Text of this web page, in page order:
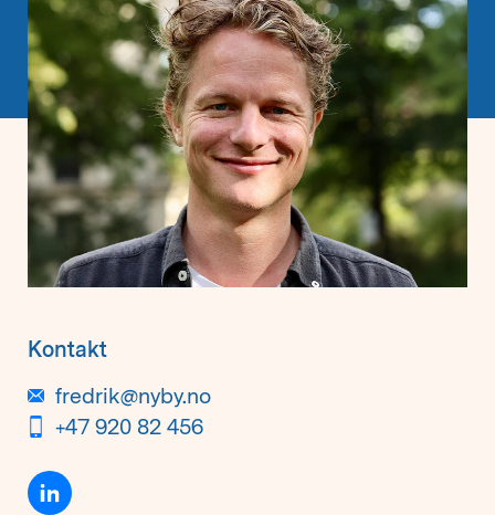
Kontakt
fredrik@nyby.no
+47 920 82 456